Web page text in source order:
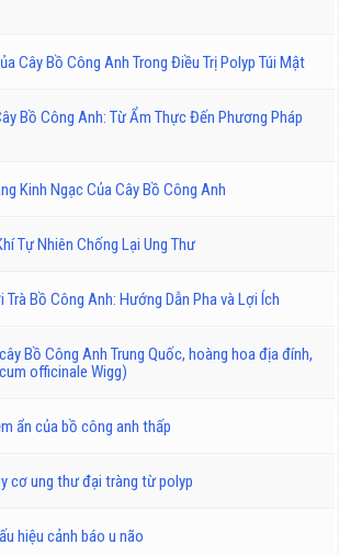
Cây Bồ Công Anh Trong Điều Trị Polyp Túi Mật
Bồ Công Anh: Từ Ẩm Thực Đến Phương Pháp
Kinh Ngạc Của Cây Bồ Công Anh
Tự Nhiên Chống Lại Ung Thư
Bồ Công Anh: Hướng Dẫn Pha và Lợi Ích
Bồ Công Anh Trung Quốc, hoàng hoa địa đính,
officinale Wigg)
ẩn của bồ công anh thấp
cơ ung thư đại tràng từ polyp
hiệu cảnh báo u não